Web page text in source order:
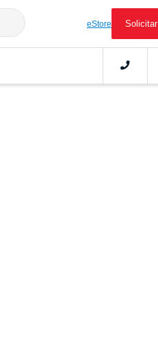
eStore